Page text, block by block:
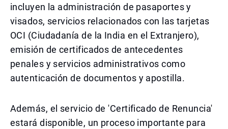
incluyen la administración de pasaportes y
visados, servicios relacionados con las tarjetas
OCI (Ciudadanía de la India en el Extranjero),
emisión de certificados de antecedentes
penales y servicios administrativos como
autenticación de documentos y apostilla.
Además, el servicio de 'Certificado de Renuncia'
estará disponible, un proceso importante para